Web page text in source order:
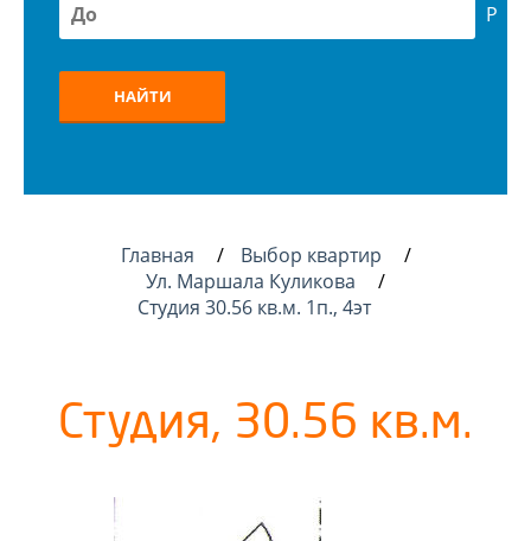
Р
НАЙТИ
Главная
Выбор квартир
Ул. Маршала Куликова
Студия 30.56 кв.м. 1п., 4эт
Студия, 30.56 кв.м.